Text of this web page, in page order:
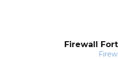
Firewall